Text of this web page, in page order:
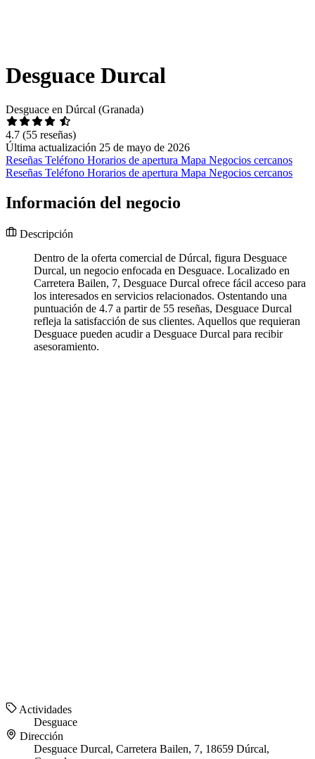
Desguace Durcal
Desguace en Dúrcal (Granada)
4.7 (55 reseñas)
Última actualización 25 de mayo de 2026
Reseñas Teléfono Horarios de apertura Mapa Negocios cercanos
Reseñas Teléfono Horarios de apertura Mapa Negocios cercanos
Información del negocio
Descripción
Dentro de la oferta comercial de Dúrcal, figura Desguace
Durcal, un negocio enfocada en Desguace. Localizado en
Carretera Bailen, 7, Desguace Durcal ofrece fácil acceso para
los interesados en servicios relacionados. Ostentando una
puntuación de 4.7 a partir de 55 reseñas, Desguace Durcal
refleja la satisfacción de sus clientes. Aquellos que requieran
Desguace pueden acudir a Desguace Durcal para recibir
asesoramiento.
Actividades
Desguace
Dirección
Desguace Durcal, Carretera Bailen, 7, 18659 Dúrcal,